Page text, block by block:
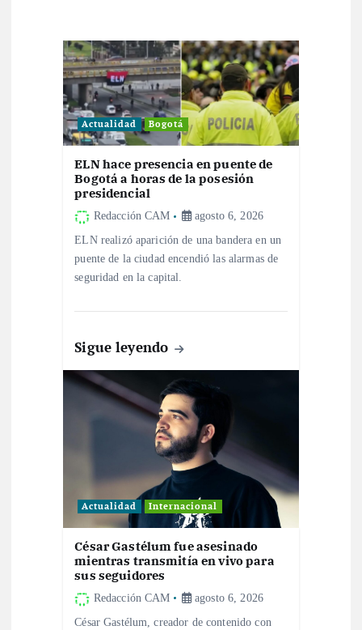
Actualidad Bogotá
ELN hace presencia en puente de
Bogotá a horas de la posesión
presidencial
Redacción CAM agosto 6, 2026
ELN realizó aparición de una bandera en un
puente de la ciudad encendió las alarmas de
seguridad en la capital.
Sigue leyendo
Actualidad Internacional
César Gastélum fue asesinado
mientras transmitía en vivo para
sus seguidores
Redacción CAM agosto 6, 2026
César Gastélum, creador de contenido con